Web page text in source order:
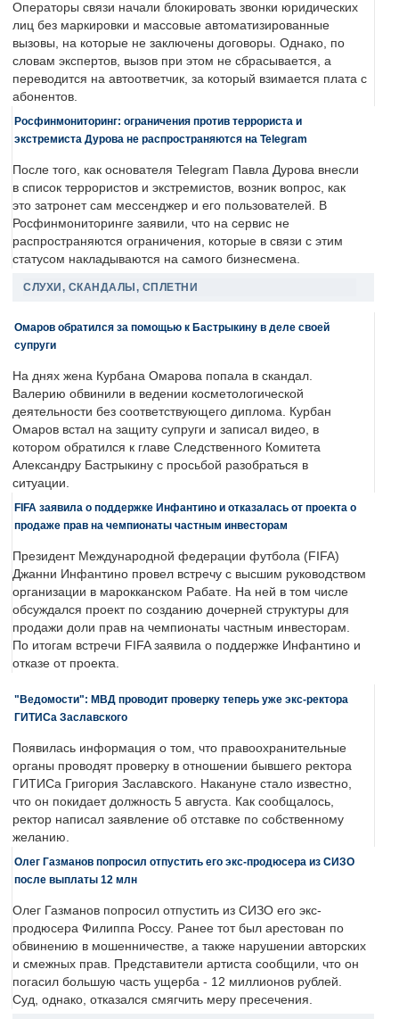
Операторы связи начали блокировать звонки юридических
лиц без маркировки и массовые автоматизированные
вызовы, на которые не заключены договоры. Однако, по
словам экспертов, вызов при этом не сбрасывается, а
переводится на автоответчик, за который взимается плата с
абонентов.
Росфинмониторинг: ограничения против террориста и
экстремиста Дурова не распространяются на Telegram
После того, как основателя Telegram Павла Дурова внесли
в список террористов и экстремистов, возник вопрос, как
это затронет сам мессенджер и его пользователей. В
Росфинмониторинге заявили, что на сервис не
распространяются ограничения, которые в связи с этим
статусом накладываются на самого бизнесмена.
СЛУХИ, СКАНДАЛЫ, СПЛЕТНИ
Омаров обратился за помощью к Бастрыкину в деле своей
супруги
На днях жена Курбана Омарова попала в скандал.
Валерию обвинили в ведении косметологической
деятельности без соответствующего диплома. Курбан
Омаров встал на защиту супруги и записал видео, в
котором обратился к главе Следственного Комитета
Александру Бастрыкину с просьбой разобраться в
ситуации.
FIFA заявила о поддержке Инфантино и отказалась от проекта о
продаже прав на чемпионаты частным инвесторам
Президент Международной федерации футбола (FIFA)
Джанни Инфантино провел встречу с высшим руководством
организации в марокканском Рабате. На ней в том числе
обсуждался проект по созданию дочерней структуры для
продажи доли прав на чемпионаты частным инвесторам.
По итогам встречи FIFA заявила о поддержке Инфантино и
отказе от проекта.
"Ведомости": МВД проводит проверку теперь уже экс-ректора
ГИТИСа Заславского
Появилась информация о том, что правоохранительные
органы проводят проверку в отношении бывшего ректора
ГИТИСа Григория Заславского. Накануне стало известно,
что он покидает должность 5 августа. Как сообщалось,
ректор написал заявление об отставке по собственному
желанию.
Олег Газманов попросил отпустить его экс-продюсера из СИЗО
после выплаты 12 млн
Олег Газманов попросил отпустить из СИЗО его экс-
продюсера Филиппа Россу. Ранее тот был арестован по
обвинению в мошенничестве, а также нарушении авторских
и смежных прав. Представители артиста сообщили, что он
погасил большую часть ущерба - 12 миллионов рублей.
Суд, однако, отказался смягчить меру пресечения.